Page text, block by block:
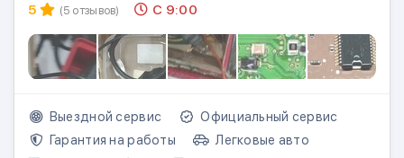
5
(5 отзывов) С 9:00
Выездной сервис
Официальный сервис
Гарантия на работы
Легковые авто